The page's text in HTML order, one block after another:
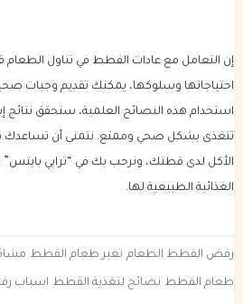
إن التعامل مع عادات القطط في تناول الطعام
احتياجاتها وسلوكها، يمكنك تقديم وجبات
استخدام هذه النصائح العلمية، ستحقق نتائج
تتغذى بشكل صحي وممتع. نتمنى أن تساعدك
الأكل لدى قطتك، ونرحب بك في “ترابي
الغذائية الطبيعية لها.
رفض القطط الطعام تغير طعام القطط
طعام القطط نصائح لتغذية القطط اسباب